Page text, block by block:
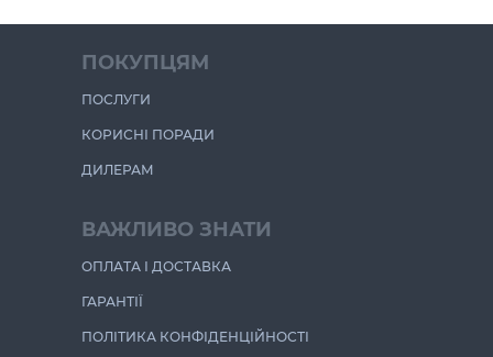
ПОКУПЦЯМ
ПОСЛУГИ
КОРИСНІ ПОРАДИ
ДИЛЕРАМ
ВАЖЛИВО ЗНАТИ
ОПЛАТА І ДОСТАВКА
ГАРАНТІЇ
ПОЛІТИКА КОНФІДЕНЦІЙНОСТІ